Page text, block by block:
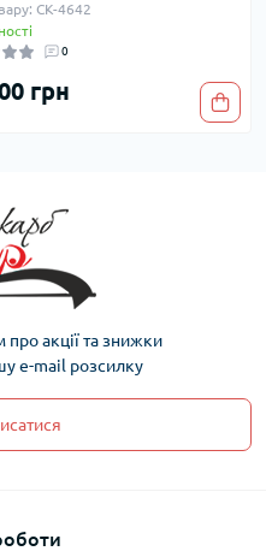
СК-4642
0
грн
акції та знижки
e-mail розсилку